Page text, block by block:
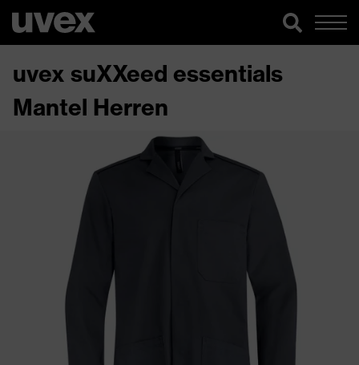
uvex suXXeed essentials
Mantel Herren